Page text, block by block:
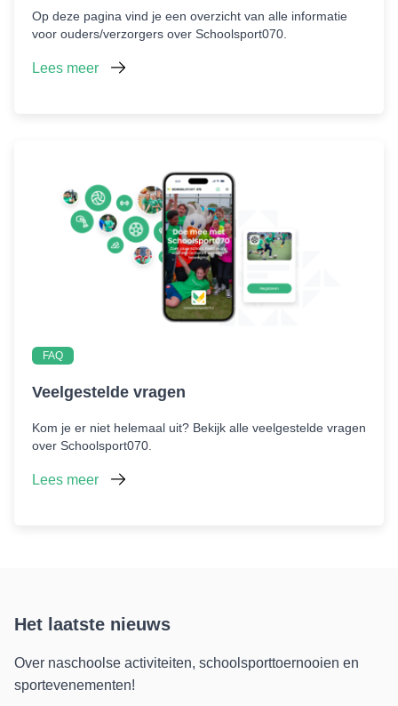
Op deze pagina vind je een overzicht van alle informatie
voor ouders/verzorgers over Schoolsport070.
Lees meer
FAQ
Veelgestelde vragen
Kom je er niet helemaal uit? Bekijk alle veelgestelde vragen
over Schoolsport070.
Lees meer
Het laatste nieuws
Over naschoolse activiteiten, schoolsporttoernooien en
sportevenementen!